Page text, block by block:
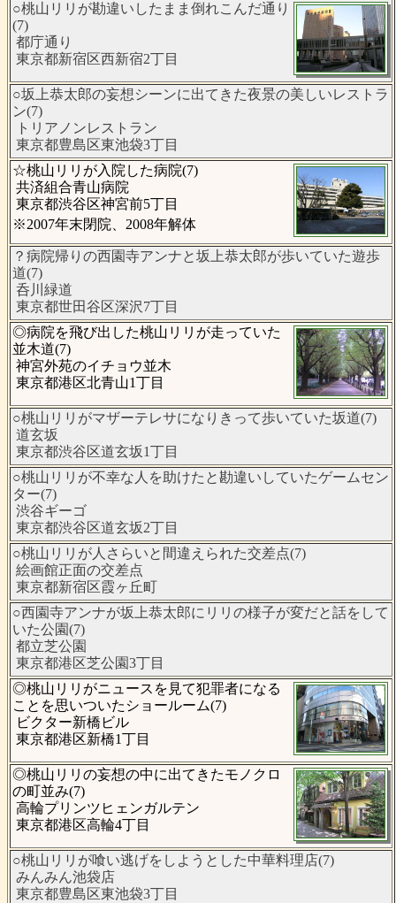
○桃山リリが勘違いしたまま倒れこんだ通り
(7)
都庁通り
東京都新宿区西新宿2丁目
○坂上恭太郎の妄想シーンに出てきた夜景の美しいレストラ
ン(7)
トリアノンレストラン
東京都豊島区東池袋3丁目
☆桃山リリが入院した病院(7)
共済組合青山病院
東京都渋谷区神宮前5丁目
※2007年末閉院、2008年解体
？病院帰りの西園寺アンナと坂上恭太郎が歩いていた遊歩
道(7)
呑川緑道
東京都世田谷区深沢7丁目
◎病院を飛び出した桃山リリが走っていた
並木道(7)
神宮外苑のイチョウ並木
東京都港区北青山1丁目
○桃山リリがマザーテレサになりきって歩いていた坂道(7)
道玄坂
東京都渋谷区道玄坂1丁目
○桃山リリが不幸な人を助けたと勘違いしていたゲームセン
ター(7)
渋谷ギーゴ
東京都渋谷区道玄坂2丁目
○桃山リリが人さらいと間違えられた交差点(7)
絵画館正面の交差点
東京都新宿区霞ヶ丘町
○西園寺アンナが坂上恭太郎にリリの様子が変だと話をして
いた公園(7)
都立芝公園
東京都港区芝公園3丁目
◎桃山リリがニュースを見て犯罪者になる
ことを思いついたショールーム(7)
ビクター新橋ビル
東京都港区新橋1丁目
◎桃山リリの妄想の中に出てきたモノクロ
の町並み(7)
高輪プリンツヒェンガルテン
東京都港区高輪4丁目
○桃山リリが喰い逃げをしようとした中華料理店(7)
みんみん池袋店
東京都豊島区東池袋3丁目